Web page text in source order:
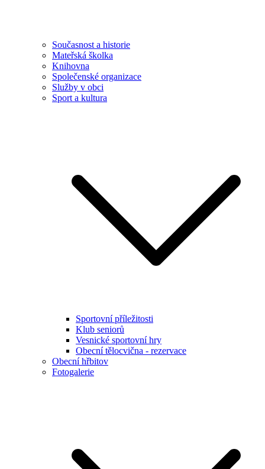
Současnost a historie
Mateřská školka
Knihovna
Společenské organizace
Služby v obci
Sport a kultura
Sportovní příležitosti
Klub seniorů
Vesnické sportovní hry
Obecní tělocvična - rezervace
Obecní hřbitov
Fotogalerie